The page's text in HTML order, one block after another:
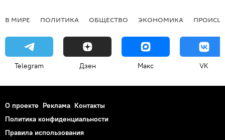
В МИРЕ ПОЛИТИКА ОБЩЕСТВО ЭКОНОМИКА
Telegram Дзен Макс VK
О проекте Реклама Контакты
Политика конфиденциальности
Правила использования